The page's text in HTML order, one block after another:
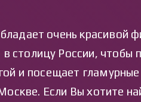
очень красивой
столицу России, чтобы
и посещает гламурные
Если Вы хотите